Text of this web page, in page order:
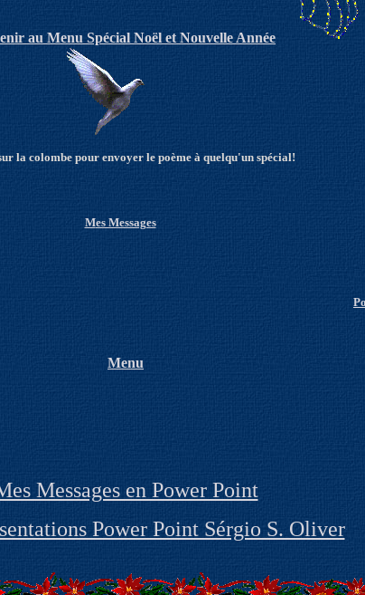
au Menu Spécial Noël et Nouvelle Année
la colombe pour envoyer le poème à quelqu'un spécial!
Mes Messages
Po
Menu
Messages en Power Point
Power Point Sérgio S. Oliver